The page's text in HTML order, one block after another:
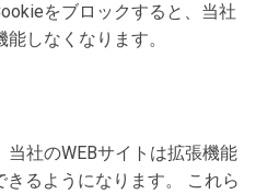
をブロックすると、当社
しなくなります。
当社のWEBサイトは拡張機能
るようになります。 これら